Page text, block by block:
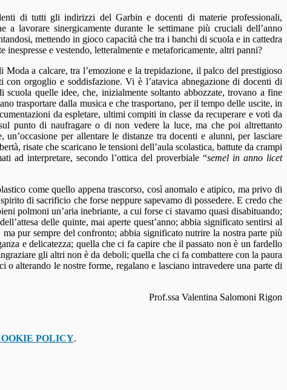
di tutti gli indirizzi del Garbin e docenti di materie professionali,
a lavorare sinergicamente durante le settimane più cruciali dell’anno
mettendo in gioco capacità che tra i banchi di scuola e in cattedra
inespresse e vestendo, letteralmente e metaforicamente, altri panni?
a calcare, tra l’emozione e la trepidazione, il palco del prestigioso
orgoglio e soddisfazione. Vi è l’atavica abnegazione di docenti di
quelle idee, che, inizialmente soltanto abbozzate, trovano a fine
trasportare dalla musica e che trasportano, per il tempo delle uscite, in
da espletare, ultimi compiti in classe da recuperare e voti da
punto di naufragare o di non vedere la luce, ma che poi altrettanto
per allentare le distanze tra docenti e alunni, per lasciare
risate che scaricano le tensioni dell’aula scolastica, battute da crampi
ad interpretare, secondo l’ottica del proverbiale “semel in anno licet
come quello appena trascorso, così anomalo e atipico, ma privo di
di sacrificio che forse neppure sapevamo di possedere. E credo che
polmoni un’aria inebriante, a cui forse ci stavamo quasi disabituando;
delle quinte, mai aperte quest’anno; abbia significato sentirsi al
pur sempre del confronto; abbia significato nutrire la nostra parte più
e delicatezza; quella che ci fa capire che il passato non è un fardello
gli altri non è da deboli; quella che ci fa combattere con la paura
alterando le nostre forme, regalano e lasciano intravedere una parte di
Prof.ssa Valentina Salomoni Rigon
POLICY.